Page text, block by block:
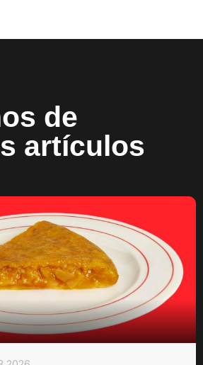
de
artículos